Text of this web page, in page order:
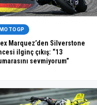
Marquez’den Silverstone
ilginç çıkış: “13
sevmiyorum”